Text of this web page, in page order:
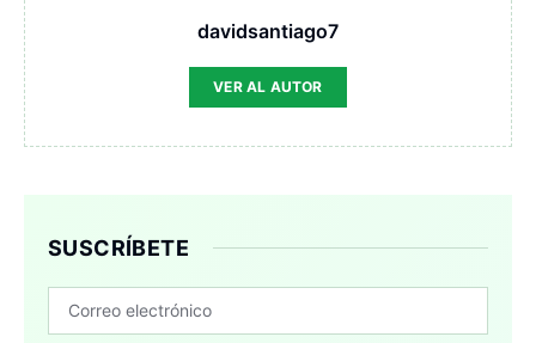
davidsantiago7
VER AL AUTOR
SUSCRÍBETE